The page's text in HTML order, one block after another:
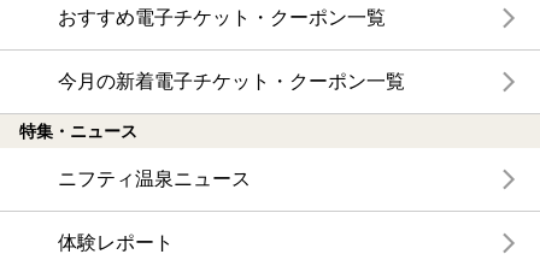
おすすめ電子チケット・クーポン一覧
今月の新着電子チケット・クーポン一覧
特集・ニュース
ニフティ温泉ニュース
体験レポート